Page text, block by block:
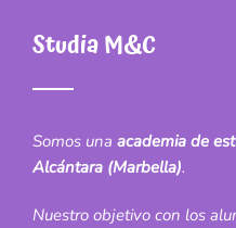
Studia M&C
Somos una academia de
Alcántara (Marbella).
Nuestro objetivo con los